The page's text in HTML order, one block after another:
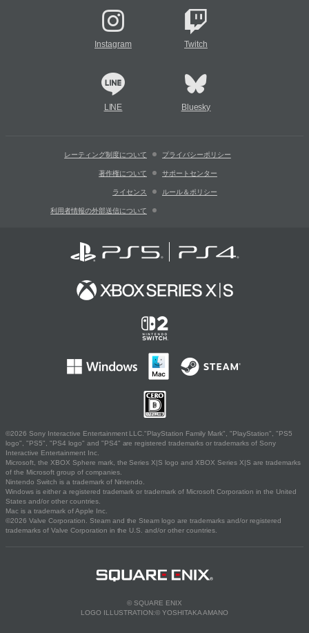
Instagram Twitch
LINE Bluesky
レーティング制度について プライバシーポリシー
著作権について サポートセンター
ライセンス ルール＆ポリシー
利用者情報の外部送信について
©2026 Sony Interactive Entertainment LLC."PlayStation Family Mark", "PlayStation", "PS5
logo", "PS5", "PS4 logo" and "PS4" are registered trademarks or trademarks of Sony
Interactive Entertainment Inc.
Microsoft, the XBOX Sphere mark, the Series X|S logo and XBOX Series X|S are trademarks
of the Microsoft group of companies.
Nintendo Switch is a trademark of Nintendo.
Windows is either a registered trademark or trademark of Microsoft Corporation in the United
States and/or other countries.
Mac is a trademark of Apple Inc.
©2026 Valve Corporation. Steam and the Steam logo are trademarks and/or registered
trademarks of Valve Corporation in the U.S. and/or other countries.
© SQUARE ENIX
LOGO ILLUSTRATION:© YOSHITAKA AMANO